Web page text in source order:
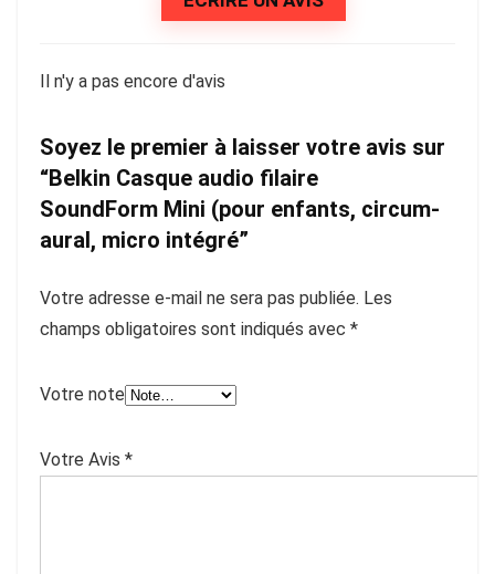
Il n'y a pas encore d'avis
Soyez le premier à laisser votre avis sur
“Belkin Casque audio filaire
SoundForm Mini (pour enfants, circum-
aural, micro intégré”
Votre adresse e-mail ne sera pas publiée. Les
champs obligatoires sont indiqués avec *
Votre note
Votre Avis *